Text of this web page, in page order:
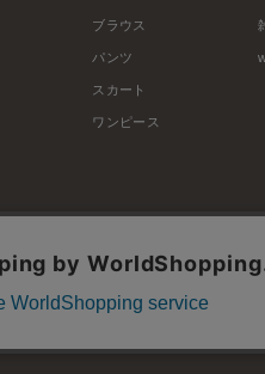
ブラウス
パンツ
スカート
ワンピース